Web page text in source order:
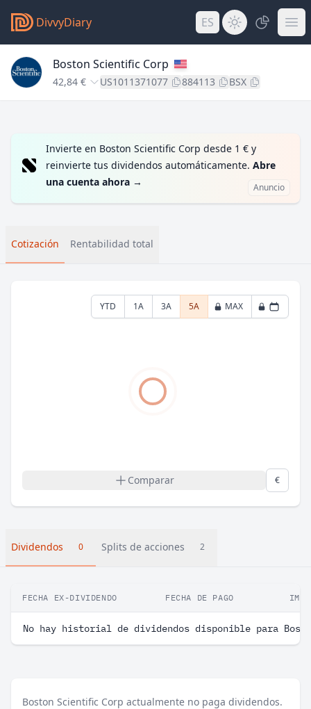
DivvyDiary ES
Boston Scientific Corp
42,84 € US1011371077 884113 BSX
Invierte en Boston Scientific Corp desde 1 € y
reinvierte tus dividendos automáticamente. Abre
una cuenta ahora → Anuncio
Cotización Rentabilidad total
YTD 1A 3A 5A MAX
Comparar €
Dividendos 0 Splits de acciones 2
FECHA EX-DIVIDENDO FECHA DE PAGO
No hay historial de dividendos disponible para
Boston Scientific Corp actualmente no paga dividendos.